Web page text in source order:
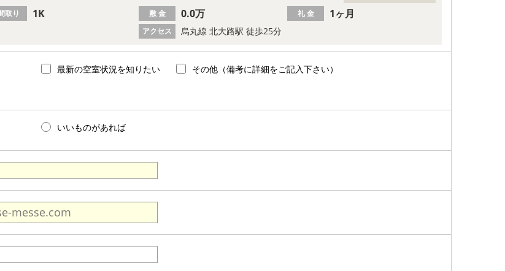
アクセス 烏丸線 北大路駅 徒歩25分
取り 1K 敷 金 0.0万 礼 金 1ヶ月
最新の空室状況を知りたい その他（備考に詳細をご記入下さい）
いいものがあれば